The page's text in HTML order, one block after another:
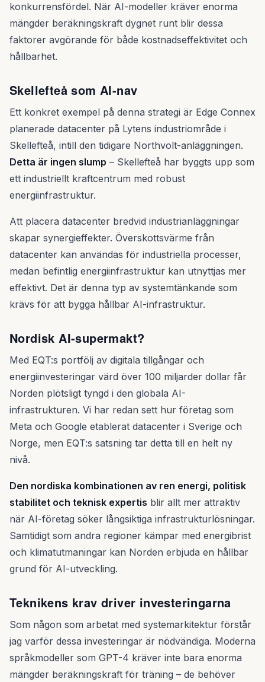
konkurrensfördel. När AI-modeller kräver enorma
mängder beräkningskraft dygnet runt blir dessa
faktorer avgörande för både kostnadseffektivitet och
hållbarhet.
Skellefteå som AI-nav
Ett konkret exempel på denna strategi är Edge Connex
planerade datacenter på Lytens industriområde i
Skellefteå, intill den tidigare Northvolt-anläggningen.
Detta är ingen slump – Skellefteå har byggts upp som
ett industriellt kraftcentrum med robust
energiinfrastruktur.
Att placera datacenter bredvid industrianläggningar
skapar synergieffekter. Överskottsvärme från
datacenter kan användas för industriella processer,
medan befintlig energiinfrastruktur kan utnyttjas mer
effektivt. Det är denna typ av systemtänkande som
krävs för att bygga hållbar AI-infrastruktur.
Nordisk AI-supermakt?
Med EQT:s portfölj av digitala tillgångar och
energiinvesteringar värd över 100 miljarder dollar får
Norden plötsligt tyngd i den globala AI-
infrastrukturen. Vi har redan sett hur företag som
Meta och Google etablerat datacenter i Sverige och
Norge, men EQT:s satsning tar detta till en helt ny
nivå.
Den nordiska kombinationen av ren energi, politisk
stabilitet och teknisk expertis blir allt mer attraktiv
när AI-företag söker långsiktiga infrastrukturlösningar.
Samtidigt som andra regioner kämpar med energibrist
och klimatutmaningar kan Norden erbjuda en hållbar
grund för AI-utveckling.
Teknikens krav driver investeringarna
Som någon som arbetat med systemarkitektur förstår
jag varför dessa investeringar är nödvändiga. Moderna
språkmodeller som GPT-4 kräver inte bara enorma
mängder beräkningskraft för träning – de behöver